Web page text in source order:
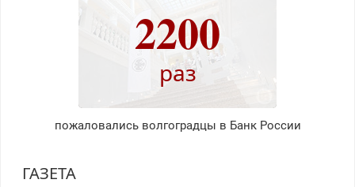
2200
раз
пожаловались волгоградцы в Банк России
ГАЗЕТА